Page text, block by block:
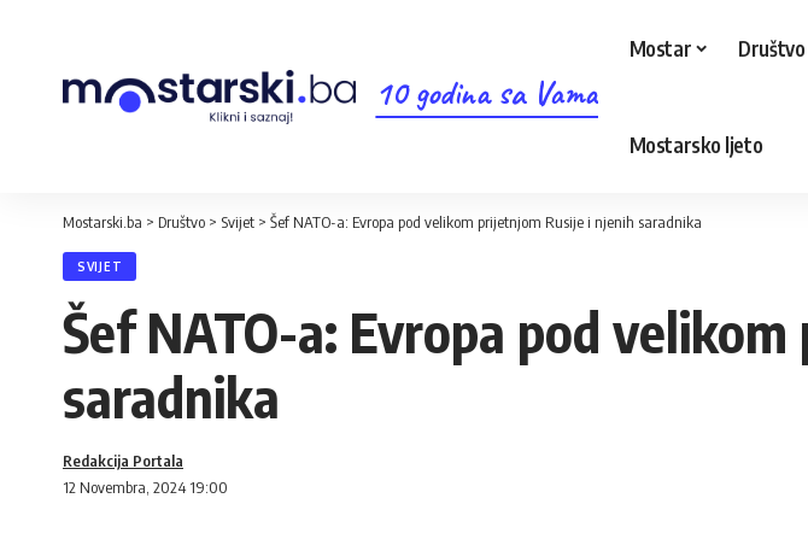
10 godina sa Vama
Mostar Društvo
Mostarsko ljeto
Mostarski.ba > Društvo > Svijet > Šef NATO-a: Evropa pod velikom prijetnjom Rusije i njenih saradnika
SVIJET
Šef NATO-a: Evropa pod
saradnika
12 Novembra, 2024 19:00
Redakcija Portala